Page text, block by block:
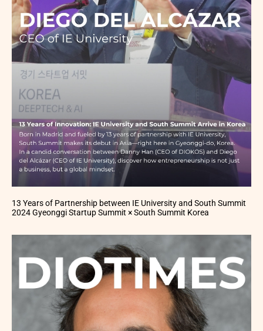
13 Years of Partnership between IE University and South Summit
2024 Gyeonggi Startup Summit × South Summit Korea